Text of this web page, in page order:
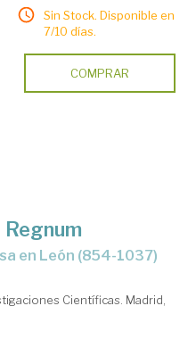
Sin Stock. Disponible en
7/10 días.
COMPRAR
Regnum
en León (854-1037)
Científicas. Madrid,